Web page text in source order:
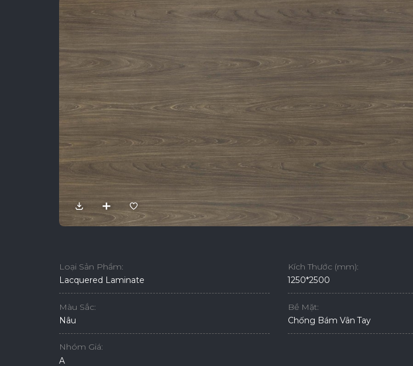
Loại Sản Phẩm:
Lacquered Laminate
Kích Thước (mm):
1250*2500
Màu Sắc:
Nâu
Bề Mặt:
Chống Bám Vân Tay
Nhóm Giá:
A
Sản Phẩm Nội Dung Khác